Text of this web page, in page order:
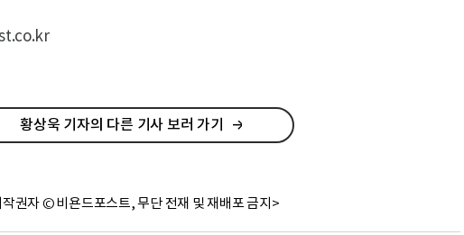
황상욱 기자의 다른 기사 보러 가기
권자 © 비욘드포스트, 무단 전재 및 재배포 금지>